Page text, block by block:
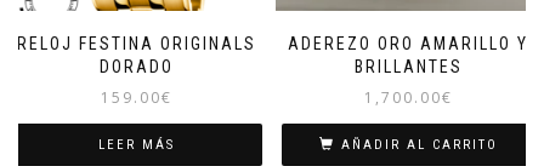
RELOJ FESTINA ORIGINALS
DORADO
159.00€
LEER MÁS
ADEREZO ORO AMARILLO Y
BRILLANTES
1,700.00€
AÑADIR AL CARRITO